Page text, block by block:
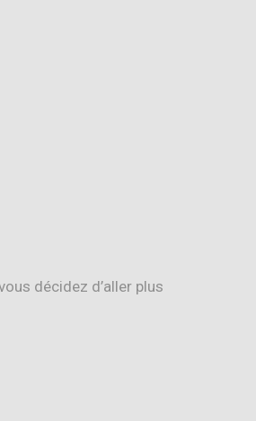
décidez d’aller plus